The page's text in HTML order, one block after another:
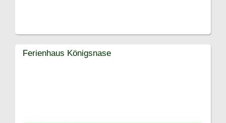
Ferienhaus Königsnase